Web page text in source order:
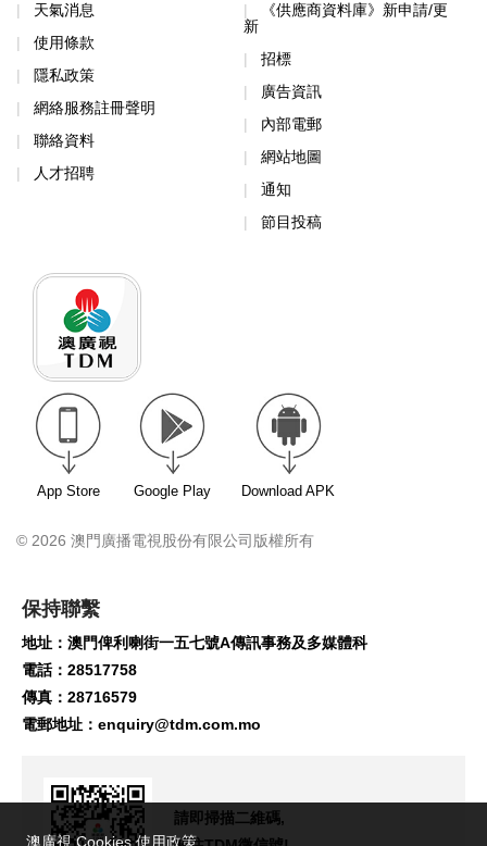
天氣消息
使用條款
隱私政策
網絡服務註冊聲明
聯絡資料
人才招聘
《供應商資料庫》新申請/更
新
招標
廣告資訊
內部電郵
網站地圖
通知
節目投稿
App Store Google Play Download APK
© 2026 澳門廣播電視股份有限公司版權所有
保持聯繫
地址：澳門俾利喇街一五七號A傳訊事務及多媒體科
電話：28517758
傳真：28716579
電郵地址： enquiry@tdm.com.mo
請即掃描二維碼,
澳廣視 Cookies 使用政策